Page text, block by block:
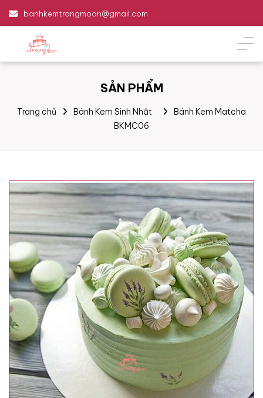
banhkemtrangmoon@gmail.com
SẢN PHẨM
Trang chủ Bánh Kem Sinh Nhật
Bánh Kem Matcha
BKMC06